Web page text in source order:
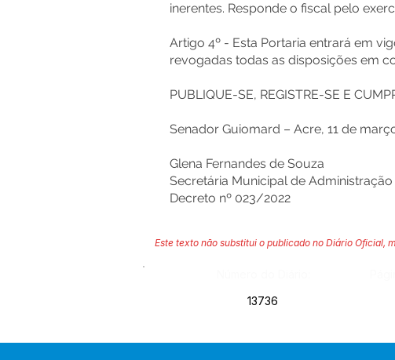
inerentes. Responde o fiscal pelo
Artigo 4º - Esta Portaria entrará em
revogadas todas as disposições em
PUBLIQUE-SE, REGISTRE-SE E
Senador Guiomard – Acre, 11 de
Glena Fernandes de Souza
Secretária Municipal de Administração
Decreto nº 023/2022
Este texto não substitui o publicado no Diário Oficial,
13736